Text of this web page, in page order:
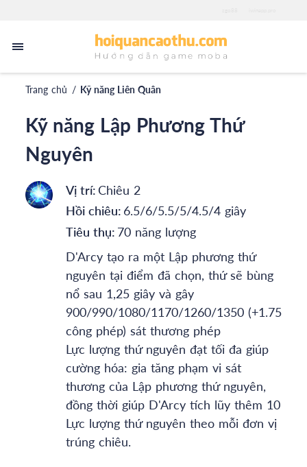
Trang chủ / Kỹ năng Liên Quân
Kỹ năng Lập Phương Thứ
Nguyên
Vị trí:Chiêu 2
Hồi chiêu: 6.5/6/5.5/5/4.5/4 giây
Tiêu thụ: 70 năng lượng
D'Arcy tạo ra một Lập phương thứ
nguyên tại điểm đã chọn, thứ sẽ bùng
nổ sau 1,25 giây và gây
900/990/1080/1170/1260/1350 (+1.75
công phép) sát thương phép
Lực lượng thứ nguyên đạt tối đa giúp
cường hóa: gia tăng phạm vi sát
thương của Lập phương thứ nguyên,
đồng thời giúp D'Arcy tích lũy thêm 10
Lực lượng thứ nguyên theo mỗi đơn vị
trúng chiêu.